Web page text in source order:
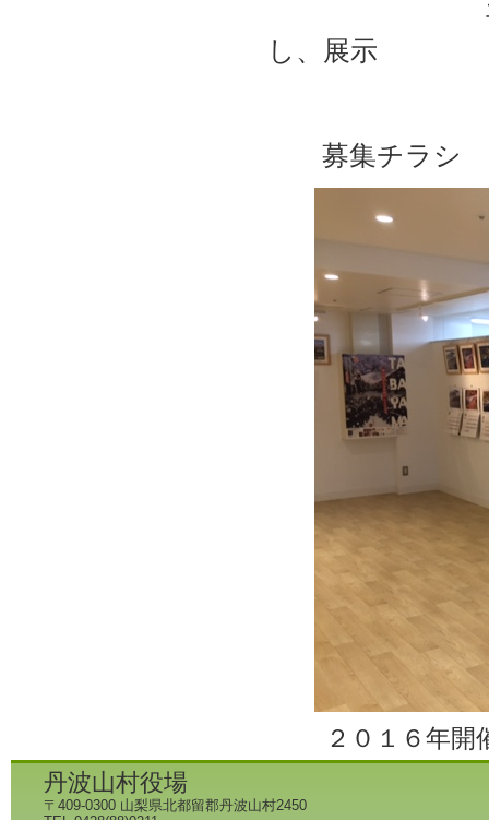
平成２９
し、展示
募集チ
２０１６年
丹波山村役場
〒409-0300 山梨県北都留郡丹波山村2450